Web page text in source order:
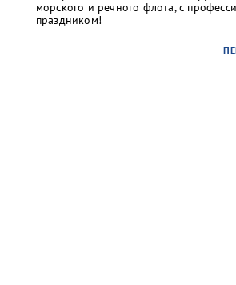
морского и речного флота, с
праздником!